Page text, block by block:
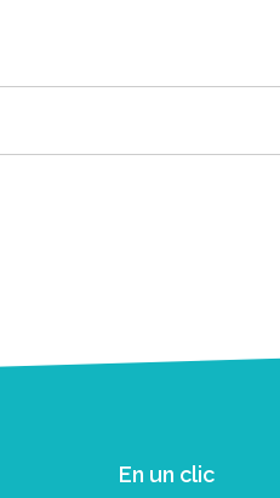
En un clic